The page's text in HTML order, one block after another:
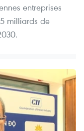
entreprises
milliards de